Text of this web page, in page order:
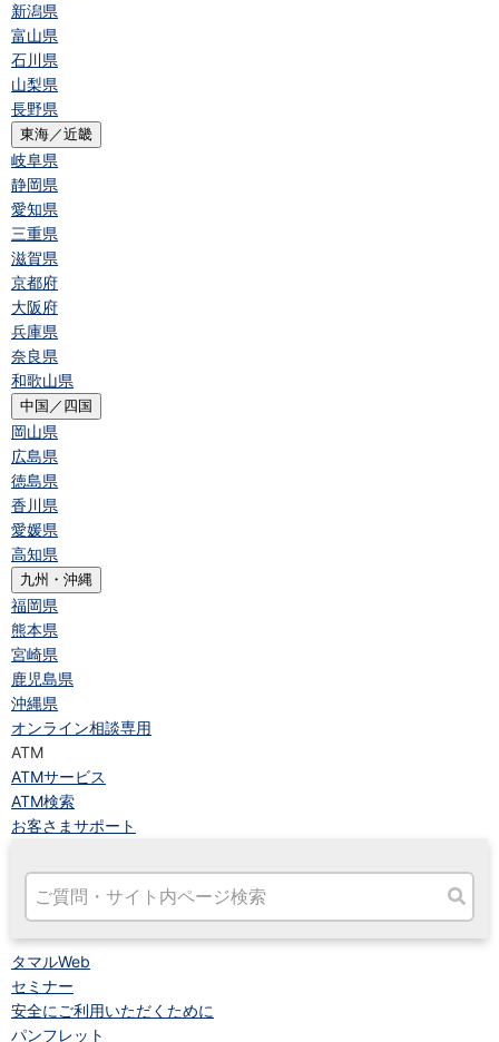
新潟県
富山県
石川県
山梨県
長野県
東海／近畿
岐阜県
静岡県
愛知県
三重県
滋賀県
京都府
大阪府
兵庫県
奈良県
和歌山県
中国／四国
岡山県
広島県
徳島県
香川県
愛媛県
高知県
九州・沖縄
福岡県
熊本県
宮崎県
鹿児島県
沖縄県
オンライン相談専用
ATM
ATMサービス
ATM検索
お客さまサポート
タマルWeb
セミナー
安全にご利用いただくために
パンフレット